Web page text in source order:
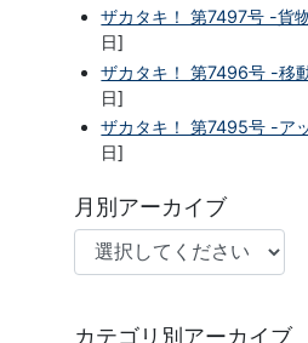
ザカタキ！ 第7497号 -貨
日]
ザカタキ！ 第7496号 -移
日]
ザカタキ！ 第7495号 -ア
日]
月別アーカイブ
カテゴリ別アーカイブ